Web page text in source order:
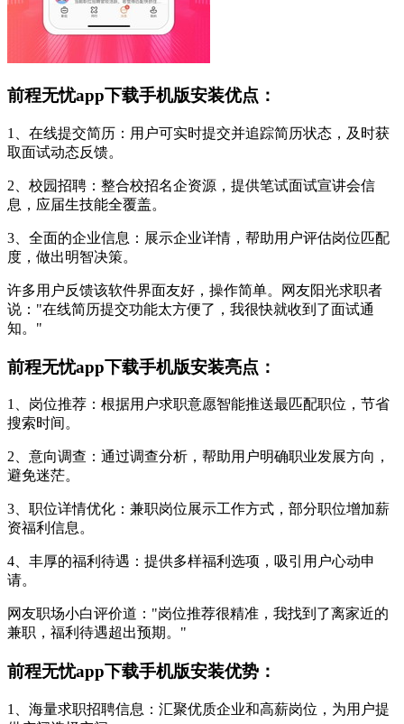
前程无忧app下载手机版安装优点：
1、在线提交简历：用户可实时提交并追踪简历状态，及时获
取面试动态反馈。
2、校园招聘：整合校招名企资源，提供笔试面试宣讲会信
息，应届生技能全覆盖。
3、全面的企业信息：展示企业详情，帮助用户评估岗位匹配
度，做出明智决策。
许多用户反馈该软件界面友好，操作简单。网友阳光求职者
说："在线简历提交功能太方便了，我很快就收到了面试通
知。"
前程无忧app下载手机版安装亮点：
1、岗位推荐：根据用户求职意愿智能推送最匹配职位，节省
搜索时间。
2、意向调查：通过调查分析，帮助用户明确职业发展方向，
避免迷茫。
3、职位详情优化：兼职岗位展示工作方式，部分职位增加薪
资福利信息。
4、丰厚的福利待遇：提供多样福利选项，吸引用户心动申
请。
网友职场小白评价道："岗位推荐很精准，我找到了离家近的
兼职，福利待遇超出预期。"
前程无忧app下载手机版安装优势：
1、海量求职招聘信息：汇聚优质企业和高薪岗位，为用户提